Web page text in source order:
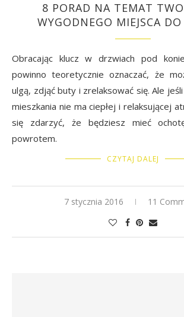
8 PORAD NA TEMAT
WYGODNEGO MIEJSCA
Obracając klucz w drzwiach pod
powinno teoretycznie oznaczać, że
ulgą, zdjąć buty i zrelaksować się. Ale
mieszkania nie ma ciepłej i relaksującej
się zdarzyć, że będziesz mieć
powrotem.
CZYTAJ DALEJ
7 stycznia 2016 11